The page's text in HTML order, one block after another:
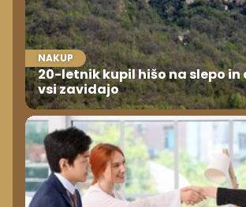
NAKUP
20-letnik kupil hišo na slepo in
vsi zavidajo